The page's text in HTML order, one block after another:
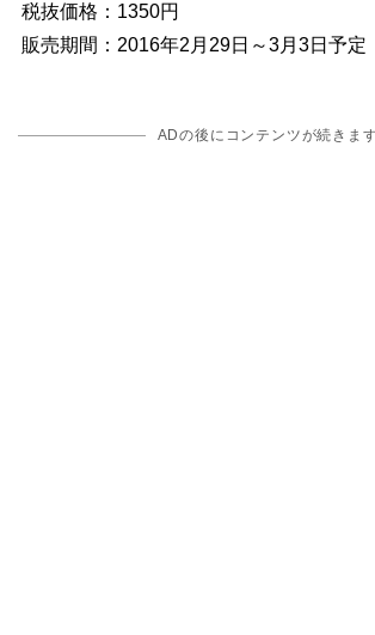
税抜価格：1350円
販売期間：2016年2月29日～3月3日予定
ADの後にコンテンツが続きます